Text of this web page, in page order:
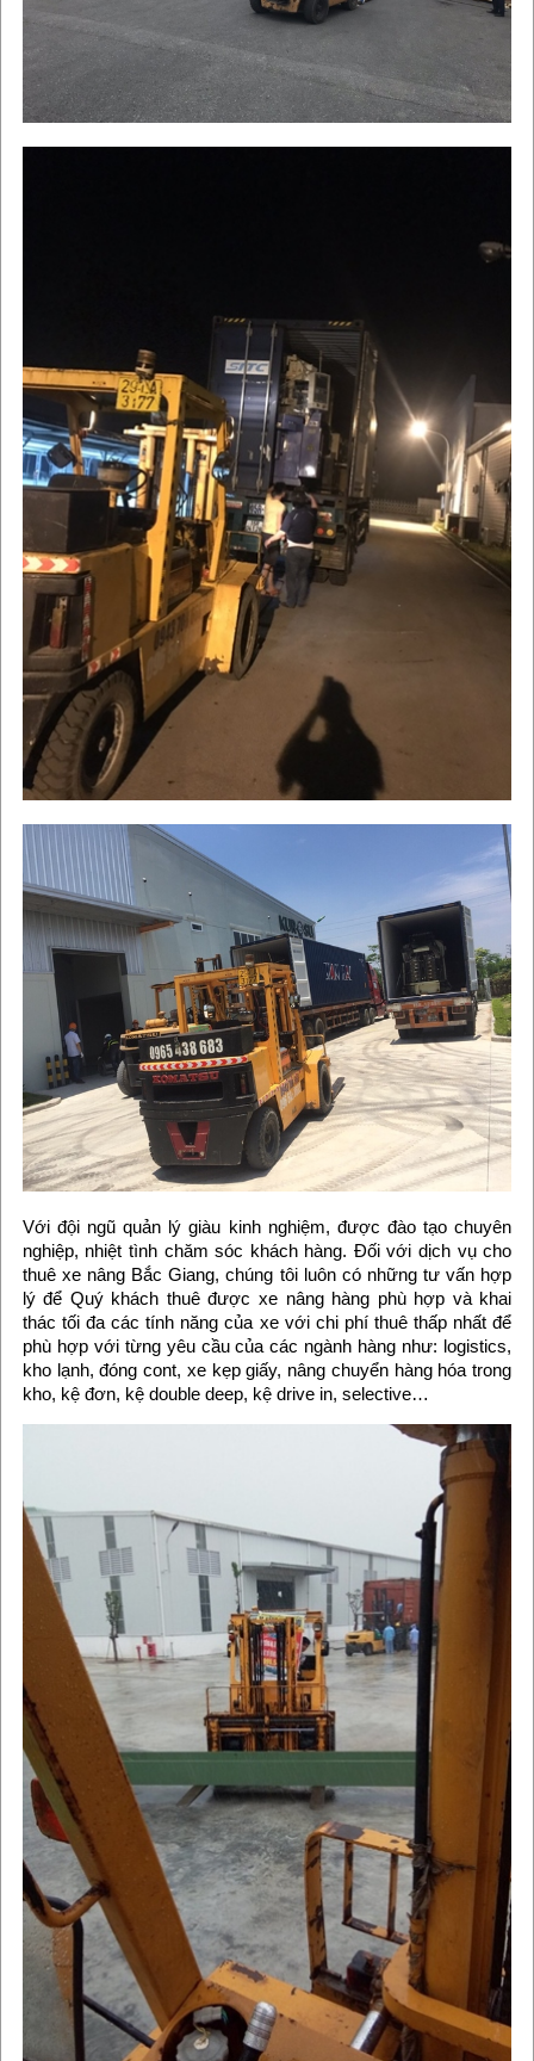
Với đội ngũ quản lý giàu kinh nghiệm, được đào tạo chuyên
nghiệp, nhiệt tình chăm sóc khách hàng. Đối với dịch vụ cho
thuê xe nâng Bắc Giang, chúng tôi luôn có những tư vấn hợp
lý để Quý khách thuê được xe nâng hàng phù hợp và khai
thác tối đa các tính năng của xe với chi phí thuê thấp nhất để
phù hợp với từng yêu cầu của các ngành hàng như: logistics,
kho lạnh, đóng cont, xe kẹp giấy, nâng chuyển hàng hóa trong
kho, kệ đơn, kệ double deep, kệ drive in, selective…